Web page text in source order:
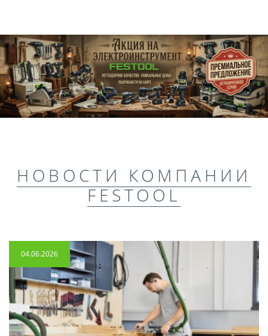
НОВОСТИ КОМПАНИИ
FESTOOL
04.06.2026